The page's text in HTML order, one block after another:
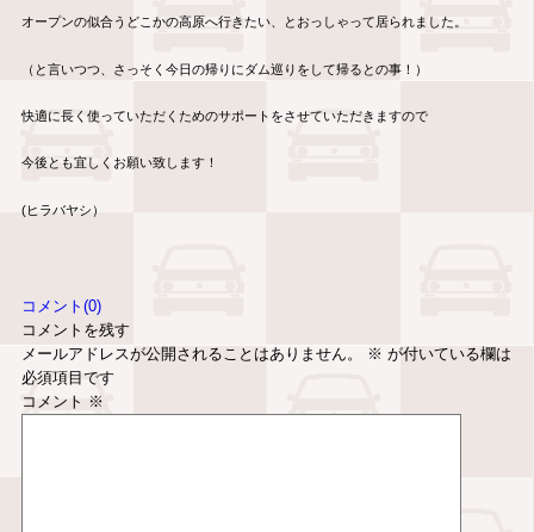
オープンの似合うどこかの高原へ行きたい、とおっしゃって居られました。
（と言いつつ、さっそく今日の帰りにダム巡りをして帰るとの事！）
快適に長く使っていただくためのサポートをさせていただきますので
今後とも宜しくお願い致します！
(ヒラバヤシ）
コメント(0)
コメントを残す
メールアドレスが公開されることはありません。
※ が付いている欄は
必須項目です
コメント ※